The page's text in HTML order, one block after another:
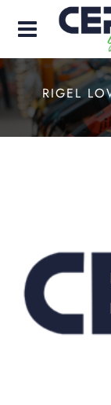
Open
RIGEL